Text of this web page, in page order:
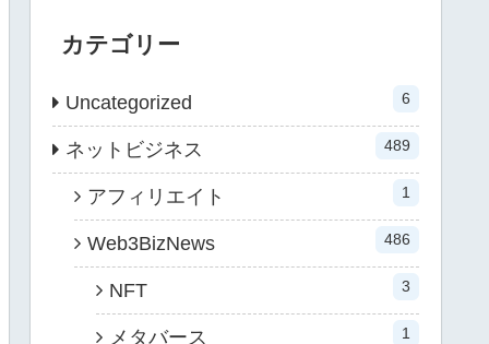
カテゴリー
Uncategorized 6
ネットビジネス 489
アフィリエイト 1
Web3BizNews 486
NFT 3
メタバース 1